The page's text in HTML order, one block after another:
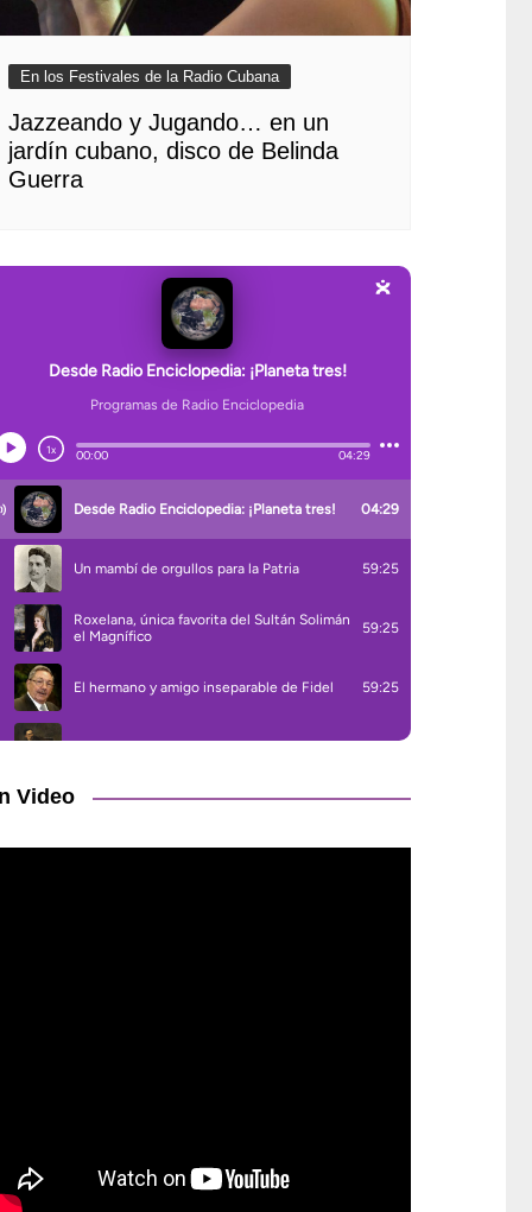
En los Festivales de la Radio Cubana
Jazzeando y Jugando… en un
jardín cubano, disco de Belinda
Guerra
Video